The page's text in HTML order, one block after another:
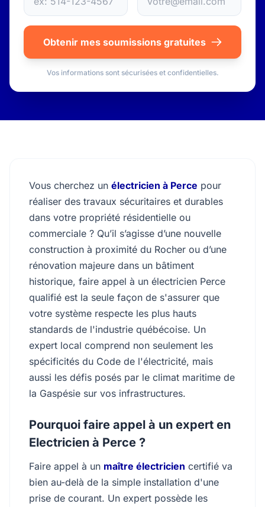
Obtenir mes soumissions gratuites
Vos informations sont sécurisées et confidentielles.
Vous cherchez un électricien à Perce pour
réaliser des travaux sécuritaires et durables
dans votre propriété résidentielle ou
commerciale ? Qu’il s’agisse d’une nouvelle
construction à proximité du Rocher ou d’une
rénovation majeure dans un bâtiment
historique, faire appel à un électricien Perce
qualifié est la seule façon de s'assurer que
votre système respecte les plus hauts
standards de l'industrie québécoise. Un
expert local comprend non seulement les
spécificités du Code de l'électricité, mais
aussi les défis posés par le climat maritime de
la Gaspésie sur vos infrastructures.
Pourquoi faire appel à un expert en
Electricien à Perce ?
Faire appel à un maître électricien certifié va
bien au-delà de la simple installation d'une
prise de courant. Un expert possède les